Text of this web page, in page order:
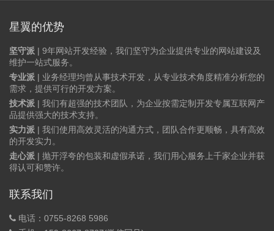
星翼的优势
坚守派 | 9年网站开发经验，我们坚守为企业提供专业的网站建设及
维护一站式服务。
专业派 | 业务经理均曾从事技术开发，从专业技术角度精准分析您的
需求，提供可行的开发方案。
技术派 | 我们有超强的技术团队，为企业按需定制开发专属互联网产
品提供强大的技术支持。
实力派 | 我们使用高效灵活的沟通方式，团队合作更顺畅，具有高效
的开发实力。
走心派 | 抛开浮夸的包装和虚假承诺，我们用心服务上千家企业并获
得认可和赞许。
联系我们
电话：0755-8268 5986